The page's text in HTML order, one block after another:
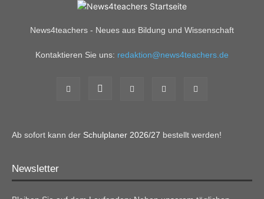
News4teachers - Neues aus Bildung und Wissenschaft
Kontaktieren Sie uns: redaktion@news4teachers.de
Ab sofort kann der Schulplaner 2026/27 bestellt werden!
Newsletter